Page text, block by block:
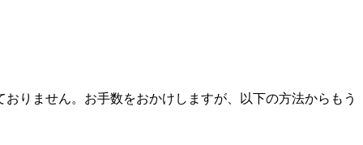
りません。お手数をおかけしますが、以下の方法からもう